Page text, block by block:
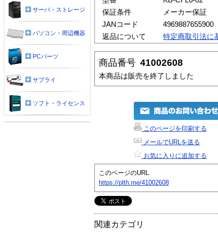
保証条件
メーカー保証
JANコード
4969887655900
返品について
特定商取引法に
商品番号 41002608
本商品は販売を終了しました
このページを印刷する
メールでURLを送る
お気に入りに追加する
このページのURL
https://plth.me/41002608
関連カテゴリ
サーバ・ストレージ
パソコン・周辺機器
PCパーツ
サプライ
ソフト・ライセンス